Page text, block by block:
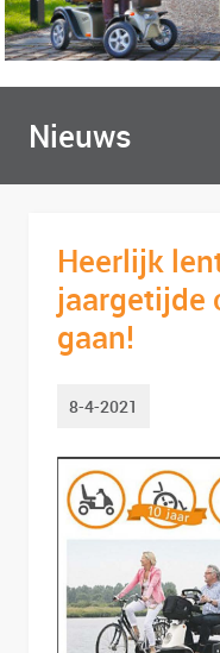
Nieuws
Heerlijk
jaargetijde
gaan!
8-4-2021